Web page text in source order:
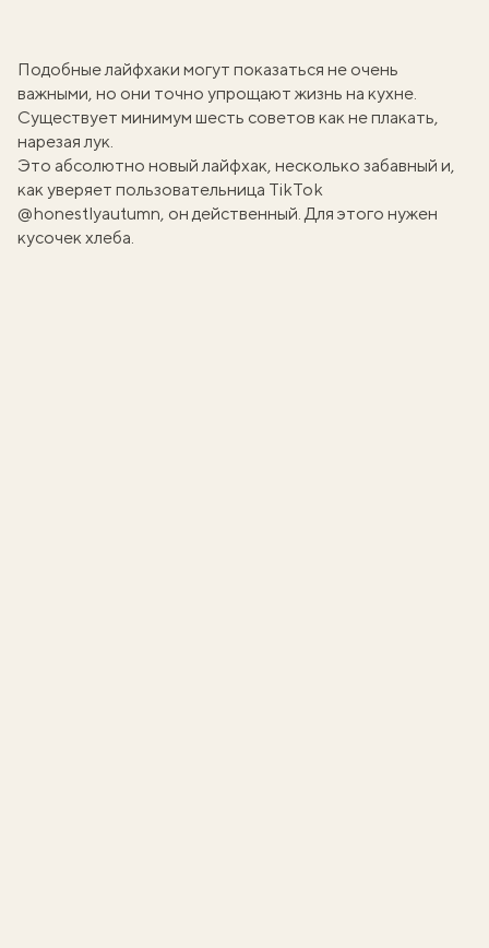
Подобные лайфхаки могут показаться не очень
важными, но они точно упрощают жизнь на кухне.
Существует минимум шесть советов как не плакать,
нарезая лук.
Это абсолютно новый лайфхак, несколько забавный и,
как уверяет пользовательница TikTok
@honestlyautumn, он действенный. Для этого нужен
кусочек хлеба.